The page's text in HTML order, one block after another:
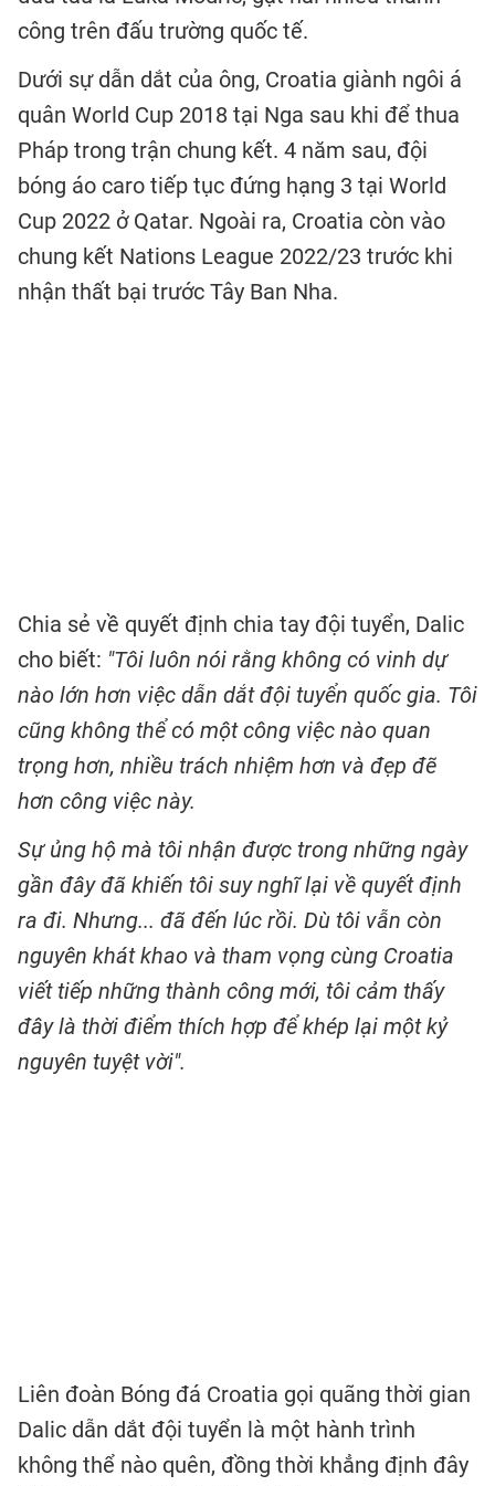
công trên đấu trường quốc tế.
Dưới sự dẫn dắt của ông, Croatia giành ngôi á
quân World Cup 2018 tại Nga sau khi để thua
Pháp trong trận chung kết. 4 năm sau, đội
bóng áo caro tiếp tục đứng hạng 3 tại World
Cup 2022 ở Qatar. Ngoài ra, Croatia còn vào
chung kết Nations League 2022/23 trước khi
nhận thất bại trước Tây Ban Nha.
Chia sẻ về quyết định chia tay đội tuyển, Dalic
cho biết: "Tôi luôn nói rằng không có vinh dự
nào lớn hơn việc dẫn dắt đội tuyển quốc gia. Tôi
cũng không thể có một công việc nào quan
trọng hơn, nhiều trách nhiệm hơn và đẹp đẽ
hơn công việc này.
Sự ủng hộ mà tôi nhận được trong những ngày
gần đây đã khiến tôi suy nghĩ lại về quyết định
ra đi. Nhưng... đã đến lúc rồi. Dù tôi vẫn còn
nguyên khát khao và tham vọng cùng Croatia
viết tiếp những thành công mới, tôi cảm thấy
đây là thời điểm thích hợp để khép lại một kỷ
nguyên tuyệt vời".
Liên đoàn Bóng đá Croatia gọi quãng thời gian
Dalic dẫn dắt đội tuyển là một hành trình
không thể nào quên, đồng thời khẳng định đây